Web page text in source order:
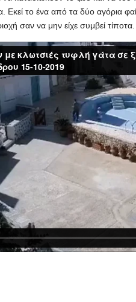
Εκεί το ένα από τα δύο αγόρια
σαν να μην είχε συμβεί τίποτα.